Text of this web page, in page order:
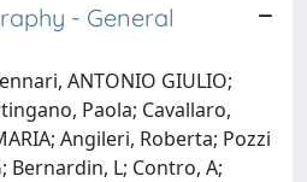
- General
ANTONIO GIULIO;
Paola; Cavallaro,
Angileri, Roberta; Pozzi
Bernardin, L; Contro, A;